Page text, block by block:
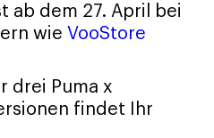
ab dem 27. April bei
wie VooStore
drei Puma x
findet Ihr